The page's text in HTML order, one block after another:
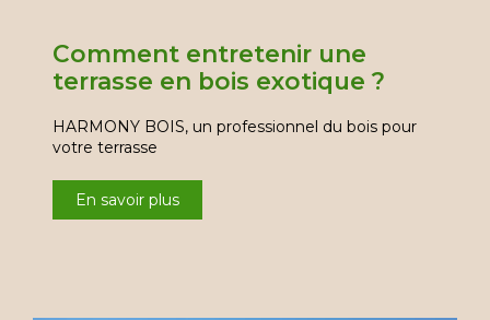
Comment entretenir une
terrasse en bois exotique ?
HARMONY BOIS, un professionnel du bois pour
votre terrasse
En savoir plus